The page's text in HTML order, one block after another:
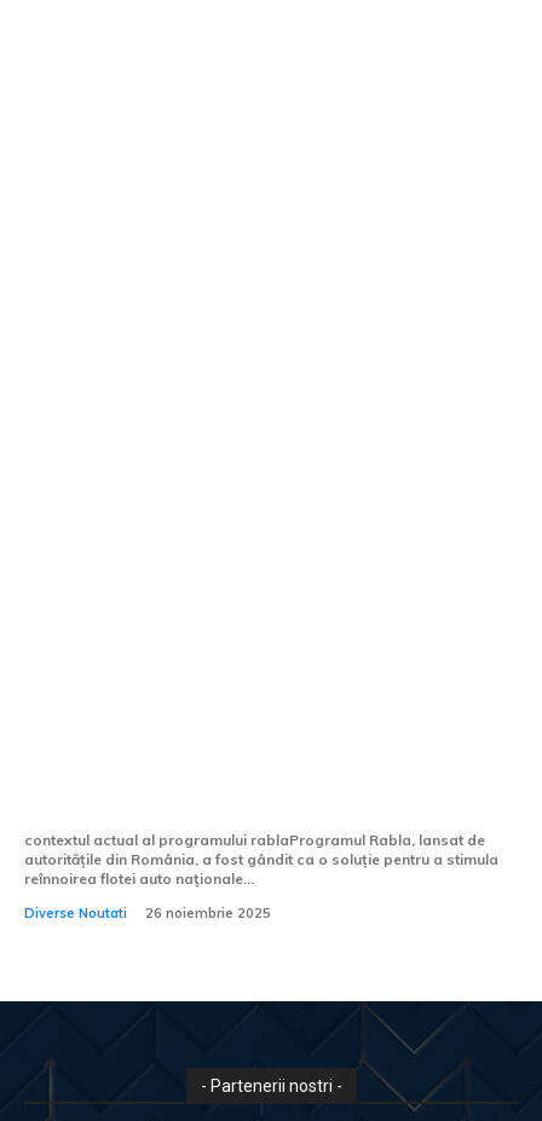
contextul actual al programului rablaProgramul Rabla, lansat de
autoritățile din România, a fost gândit ca o soluție pentru a stimula
reînnoirea flotei auto naționale...
Diverse Noutati 26 noiembrie 2025
- Partenerii nostri -